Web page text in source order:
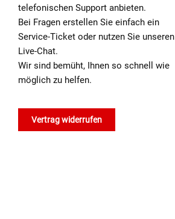
telefonischen Support anbieten.
Bei Fragen erstellen Sie einfach ein
Service-Ticket oder nutzen Sie unseren
Live-Chat.
Wir sind bemüht, Ihnen so schnell wie
möglich zu helfen.
Vertrag widerrufen